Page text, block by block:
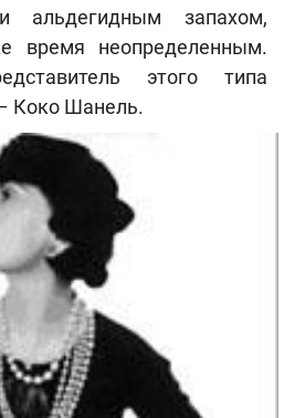
запахом,
неопределенным.
этого типа
Коко Шанель.